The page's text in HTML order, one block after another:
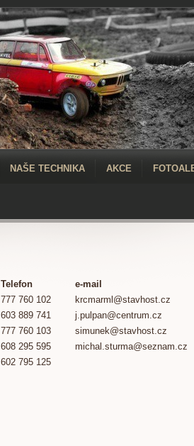
NAŠE TECHNIKA AKCE
Telefon
e-mail
777 760 102
krcmarml@stavhost.cz
603 889 741
j.pulpan@centrum.cz
777 760 103
simunek@stavhost.cz
608 295 595
michal.sturma@seznam.cz
602 795 125